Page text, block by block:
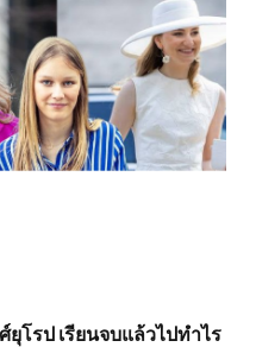
ยุโรป เรียนจบแล้วไปทำไร